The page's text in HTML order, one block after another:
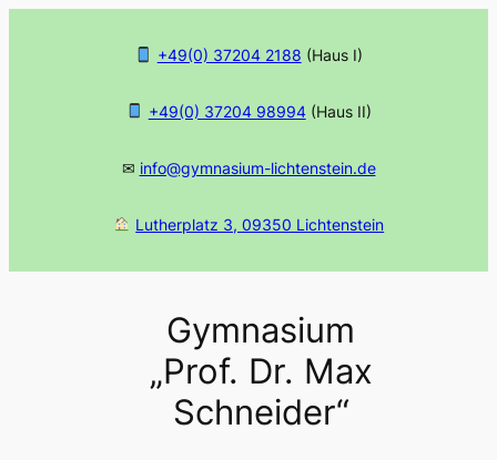
+49(0) 37204 2188 (Haus I)
+49(0) 37204 98994(Haus II)
✉ info@gymnasium-lichtenstein.de
Lutherplatz 3, 09350 Lichtenstein
Gymnasium
„Prof. Dr. Max
Schneider“